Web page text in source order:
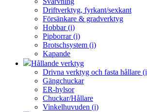
Driftverktyg, fyrkant/sexkant
Försänkare & gradverktyg
Hobbar (i)
Pipborrar (i)
Brotschsystem (i)
Kapande
Hållande verktyg
Drivna verktyg och fasta hållare
Gängchuckar
ER-hylsor
Chuckar/Hållare
Vinkelhuvuden (i)